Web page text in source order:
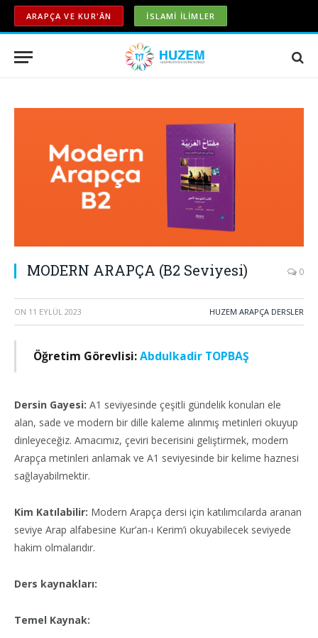
ARAPÇA VE KUR'ÂN İSLAMİ İLİMLER
MODERN ARAPÇA (B2 Seviyesi) 0
ON 11 EYLÜL 2023 HUZEM ARAPÇA DERSLER
Öğretim Görevlisi:Abdulkadir TOPBAŞ
Dersin Gayesi: A1 seviyesinde çeşitli gündelik konuları ele
alan, sade ve modern bir dille kaleme alınmış metinleri okuyup
dinleyeceğiz. Amacımız, çeviri becerisini geliştirmek, modern
Arapça metinleri anlamak ve A1 seviyesinde bir kelime haznesi
sağlayabilmektir.
Kim Katılabilir: Modern Arapça dersi için katılımcılarda aranan
seviye Arap alfabesine Kur’an-ı Kerim’i okuyabilecek seviyede
hakim olmalarıdır.
Ders kaynakları:
Temel Kaynak: